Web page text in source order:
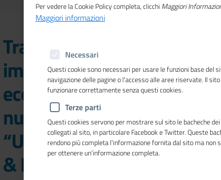
Transizione 5.0,
imprenditoria migrante,
economia del mare nel
nuovo numero di
“Unioncamere Economia
& Imprese”
Per vedere la Cookie Policy completa, clicchi Maggiori
Maggiori informazioni
Necessari
Questi cookie sono necessari per usare le funzioni base del
navigazione delle pagine o l'accesso alle aree riservate. Il
funzionare correttamente senza questi cookies.
Terze parti
Questi cookies servono per mostrare sul sito le bacheche
collegati al sito, in particolare Facebook e Twitter. Queste
rendono più completa l'informazione fornita dal sito ma non
per ottenere un'informazione completa.